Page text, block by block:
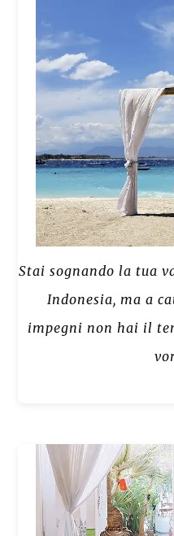
Stai sognando la tua
Indonesia, ma a
impegni non hai il